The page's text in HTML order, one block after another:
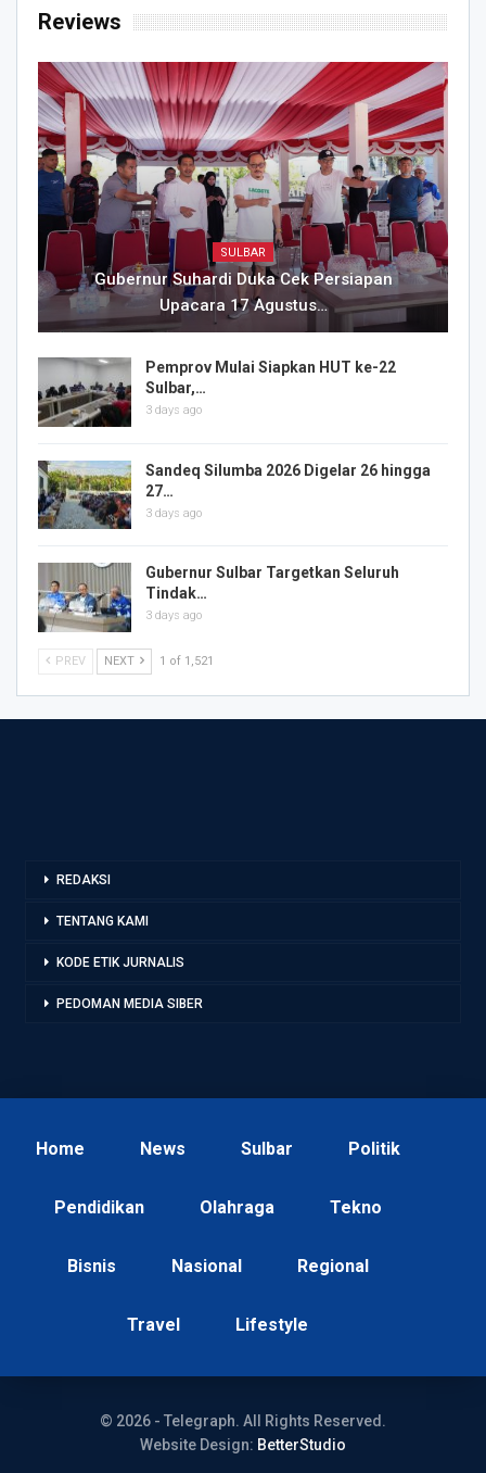
Reviews
SULBAR
Gubernur Suhardi Duka Cek Persiapan
Upacara 17 Agustus…
Pemprov Mulai Siapkan HUT ke-22
Sulbar,…
3 days ago
Sandeq Silumba 2026 Digelar 26 hingga
27…
3 days ago
Gubernur Sulbar Targetkan Seluruh
Tindak…
3 days ago
PREV NEXT 1 of 1,521
REDAKSI
TENTANG KAMI
KODE ETIK JURNALIS
PEDOMAN MEDIA SIBER
Home News Sulbar Politik
Pendidikan Olahraga Tekno
Bisnis Nasional Regional
Travel Lifestyle
© 2026 - Telegraph. All Rights Reserved.
Website Design: BetterStudio